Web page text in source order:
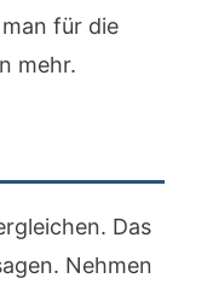
für die
mehr.
Das
Nehmen